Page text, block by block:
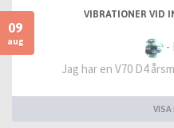
09
aug
VIBRATIONER VID
-
Jag har en V70 D4
VISA